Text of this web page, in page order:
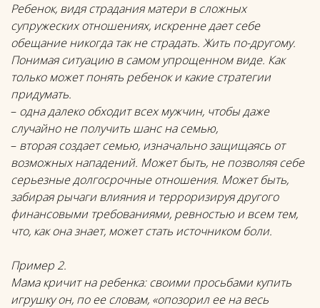
Ребенок, видя страдания матери в сложных
супружеских отношениях, искренне дает себе
обещание никогда так не страдать. Жить по-другому.
Понимая ситуацию в самом упрощенном виде. Как
только может понять ребенок и какие стратегии
придумать.
– одна далеко обходит всех мужчин, чтобы даже
случайно не получить шанс на семью,
– вторая создает семью, изначально защищаясь от
возможных нападений. Может быть, не позволяя себе
серьезные долгосрочные отношения. Может быть,
забирая рычаги влияния и терроризируя другого
финансовыми требованиями, ревностью и всем тем,
что, как она знает, может стать источником боли.
Пример 2.
Мама кричит на ребенка: своими просьбами купить
игрушку он, по ее словам, «опозорил ее на весь